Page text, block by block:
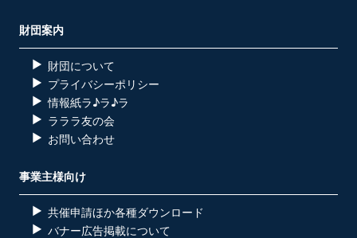
財団案内
財団について
プライバシーポリシー
情報紙ラ♪ラ♪ラ
ラララ友の会
お問い合わせ
事業主様向け
共催申請ほか各種ダウンロード
バナー広告掲載について